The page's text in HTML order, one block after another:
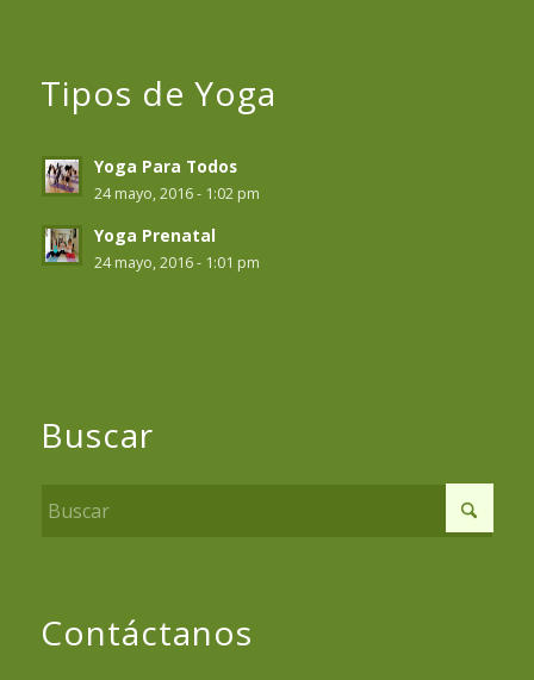
Tipos de Yoga
Yoga Para Todos
24 mayo, 2016 - 1:02 pm
Yoga Prenatal
24 mayo, 2016 - 1:01 pm
Buscar
Contáctanos